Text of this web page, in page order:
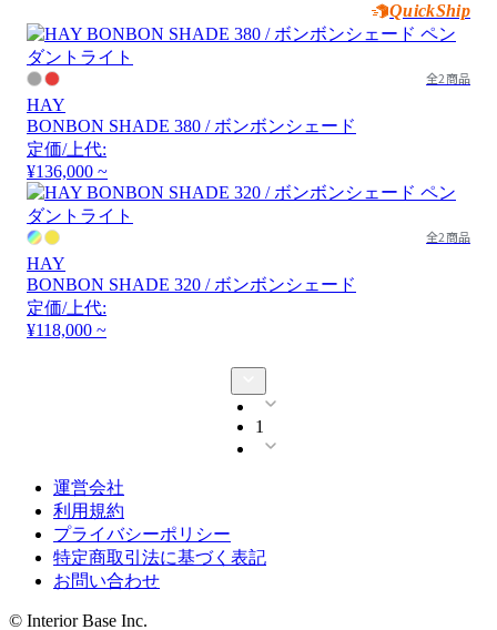
QuickShip
全2商品
HAY
BONBON SHADE 380 / ボンボンシェード
定価/上代:
¥136,000 ~
全2商品
HAY
BONBON SHADE 320 / ボンボンシェード
定価/上代:
¥118,000 ~
1
運営会社
利用規約
プライバシーポリシー
特定商取引法に基づく表記
お問い合わせ
© Interior Base Inc.